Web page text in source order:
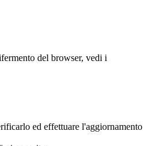
del browser, vedi i
ed effettuare l'aggiornamento